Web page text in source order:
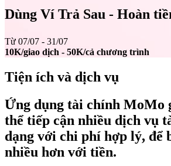
Dùng Ví Trả Sau - Hoàn
Từ 07/07 - 31/07
10K/giao dịch - 50K/cả chương trình
Tiện ích và dịch vụ
Ứng dụng tài chính MoMo
thể tiếp cận nhiều dịch vụ
dạng với chi phí hợp lý, để
nhiều hơn với tiền.